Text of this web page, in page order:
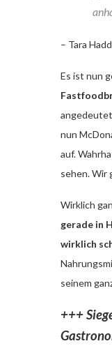
– Tara
Es ist nun
nun
auf.
sehen. Wir
Wirklich
gerade in
wirklich
seinem
+++